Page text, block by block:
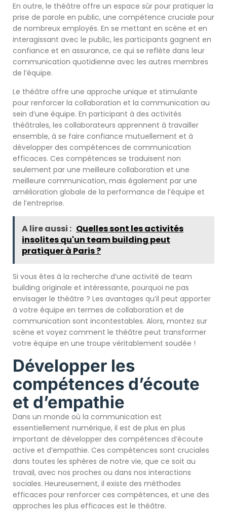
En outre, le théâtre offre un espace sûr pour pratiquer la
prise de parole en public, une compétence cruciale pour
de nombreux employés. En se mettant en scène et en
interagissant avec le public, les participants gagnent en
confiance et en assurance, ce qui se reflète dans leur
communication quotidienne avec les autres membres
de l’équipe.
Le théâtre offre une approche unique et stimulante
pour renforcer la collaboration et la communication au
sein d’une équipe. En participant à des activités
théâtrales, les collaborateurs apprennent à travailler
ensemble, à se faire confiance mutuellement et à
développer des compétences de communication
efficaces. Ces compétences se traduisent non
seulement par une meilleure collaboration et une
meilleure communication, mais également par une
amélioration globale de la performance de l’équipe et
de l’entreprise.
A lire aussi : Quelles sont les activités
insolites qu'un team building peut
pratiquer à Paris ?
Si vous êtes à la recherche d’une activité de team
building originale et intéressante, pourquoi ne pas
envisager le théâtre ? Les avantages qu’il peut apporter
à votre équipe en termes de collaboration et de
communication sont incontestables. Alors, montez sur
scène et voyez comment le théâtre peut transformer
votre équipe en une troupe véritablement soudée !
Développer les
compétences d’écoute
et d’empathie
Dans un monde où la communication est
essentiellement numérique, il est de plus en plus
important de développer des compétences d’écoute
active et d’empathie. Ces compétences sont cruciales
dans toutes les sphères de notre vie, que ce soit au
travail, avec nos proches ou dans nos interactions
sociales. Heureusement, il existe des méthodes
efficaces pour renforcer ces compétences, et une des
approches les plus efficaces est le théâtre.